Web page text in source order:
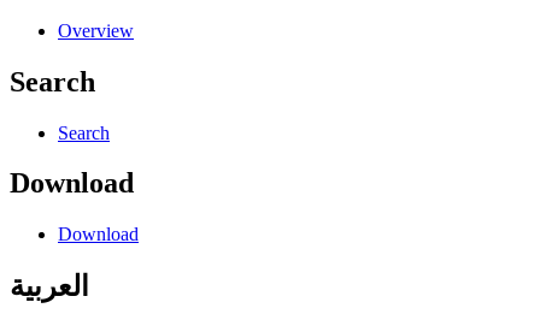
Overview
Search
Search
Download
Download
العربية